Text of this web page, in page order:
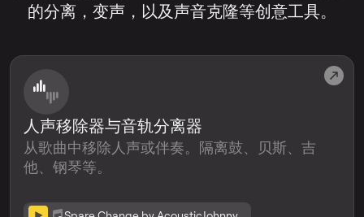
的分离，变声，以及声音克隆等创意工具。
人声移除器与音轨分离器
从歌曲中移除人声或伴奏。隔离鼓、贝斯、吉
他、钢琴等。